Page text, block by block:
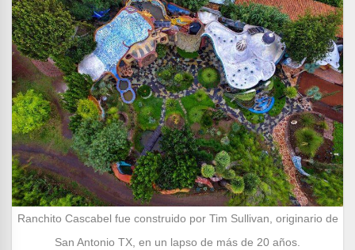
Ranchito Cascabel fue construido por Tim Sullivan, originario de
San Antonio TX, en un lapso de más de 20 años.